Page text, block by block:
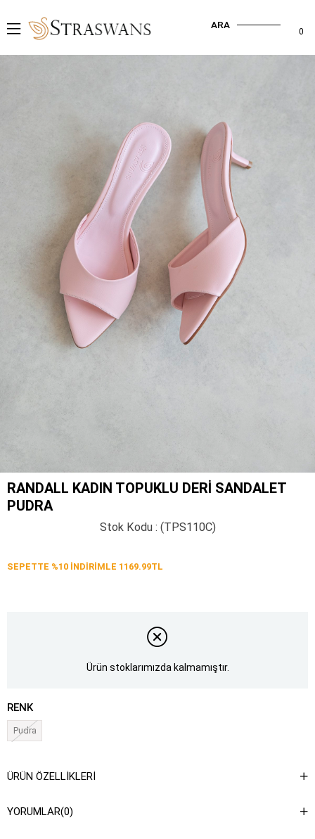
0
ARA
RANDALL KADIN TOPUKLU DERI SANDALET
PUDRA
Stok Kodu (TPS110C)
SEPETTE %10 İNDİRİMLE 1169.99TL
Ürün stoklarımızda kalmamıştır.
RENK
Pudra
ÜRÜN ÖZELLIKLERI
YORUMLAR(0)